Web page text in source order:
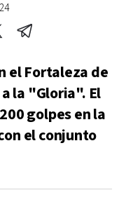
el Fortaleza de
la "Gloria". El
golpes en la
el conjunto